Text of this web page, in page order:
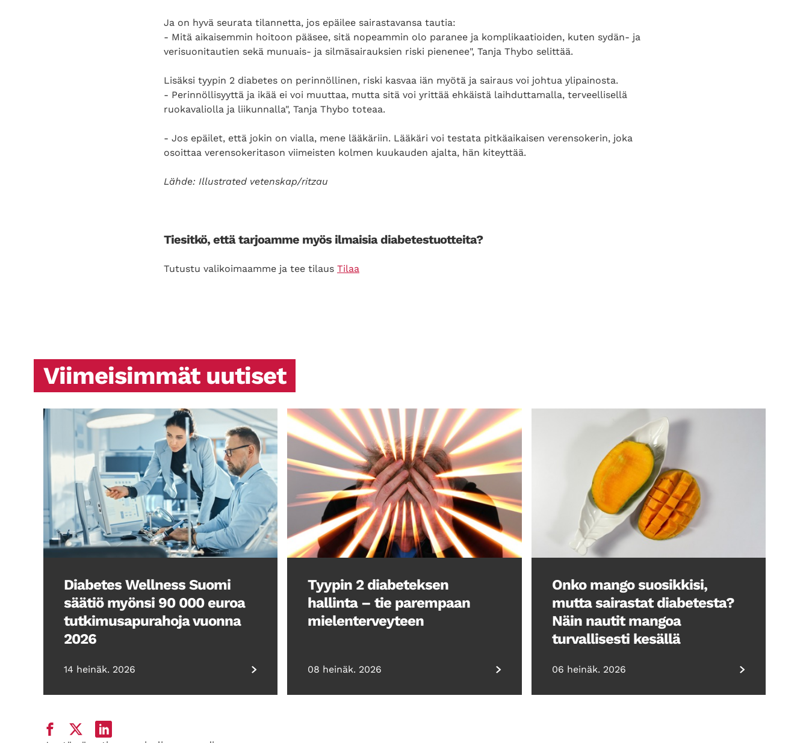
Ja on hyvä seurata tilannetta, jos epäilee sairastavansa tautia:
- Mitä aikaisemmin hoitoon pääsee, sitä nopeammin olo paranee ja komplikaatioiden, kuten sydän- ja
verisuonitautien sekä munuais- ja silmäsairauksien riski pienenee", Tanja Thybo selittää.
Lisäksi tyypin 2 diabetes on perinnöllinen, riski kasvaa iän myötä ja sairaus voi johtua ylipainosta.
- Perinnöllisyyttä ja ikää ei voi muuttaa, mutta sitä voi yrittää ehkäistä laihduttamalla, terveellisellä
ruokavaliolla ja liikunnalla", Tanja Thybo toteaa.
- Jos epäilet, että jokin on vialla, mene lääkäriin. Lääkäri voi testata pitkäaikaisen verensokerin, joka
osoittaa verensokeritason viimeisten kolmen kuukauden ajalta, hän kiteyttää.
Lähde: Illustrated vetenskap/ritzau
Tiesitkö, että tarjoamme myös ilmaisia diabetestuotteita?
Tutustu valikoimaamme ja tee tilaus Tilaa
Viimeisimmät uutiset
Diabetes Wellness Suomi
säätiö myönsi 90 000 euroa
tutkimusapurahoja vuonna
2026
14 heinäk. 2026
Tyypin 2 diabeteksen
hallinta – tie parempaan
mielenterveyteen
08 heinäk. 2026
Onko mango suosikkisi,
mutta sairastat diabetesta?
Näin nautit mangoa
turvallisesti kesällä
06 heinäk. 2026